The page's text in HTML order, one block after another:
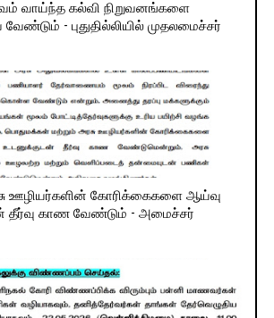
வாய்ந்த கல்வி நிறுவனங்களை
வேண்டும் - புதுதில்லியில் முதலமைச்சர்
ஊழியர்களின் கோரிக்கைகளை ஆய்வு
தீர்வு காண வேண்டும் - அமைச்சர்